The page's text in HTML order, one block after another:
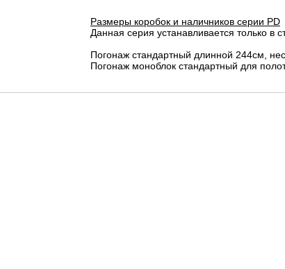
Размеры коробок и наличников серии PD
Данная серия устанавливается только в
Погонаж стандартный длинной 244см,
Погонаж моноблок стандартный для